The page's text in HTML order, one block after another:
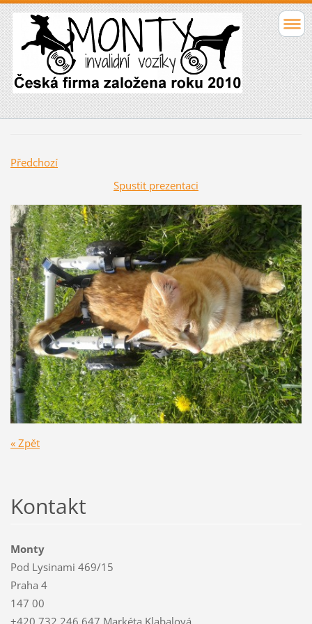
Předchozí
Spustit prezentaci
« Zpět
Kontakt
Monty
Pod Lysinami 469/15
Praha 4
147 00